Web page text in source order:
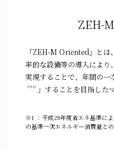
ZEH-
「ZEH-M Oriented」とは
率的な設備等の導入により
実現することで、年間の
（※1） 」することを目指した
※1 ：平成28年度省エネ基準に
の基準一次エネルギー消費量との